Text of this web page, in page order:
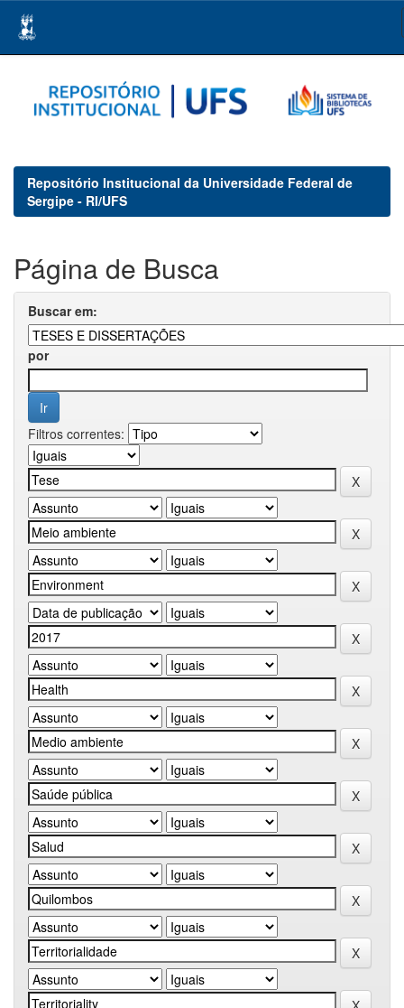
navigation
Repositório Institucional da Universidade Federal de
Sergipe - RI/UFS
Página de Busca
Buscar em:
por
Filtros correntes: